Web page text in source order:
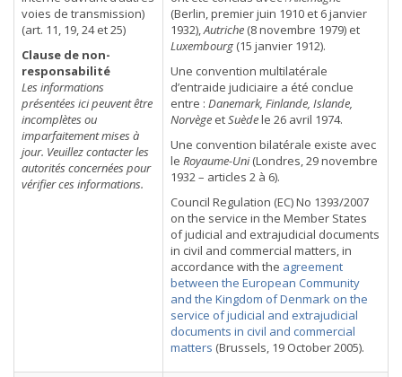
voies de transmission)
(art. 11, 19, 24 et 25)
Clause de non-
responsabilité
Les informations
présentées ici peuvent être
incomplètes ou
imparfaitement mises à
jour. Veuillez contacter les
autorités concernées pour
vérifier ces informations.
(Berlin, premier juin 1910 et 6 janvier
1932),Autriche (8 novembre 1979) et
Luxembourg (15 janvier 1912).
Une convention multilatérale
d’entraide judiciaire a été conclue
entre : Danemark, Finlande, Islande,
Norvège etSuèdele 26 avril 1974.
Une convention bilatérale existe avec
le Royaume-Uni(Londres, 29 novembre
1932 – articles 2 à 6).
Council Regulation (EC) No 1393/2007
on the service in the Member States
of judicial and extrajudicial documents
in civil and commercial matters, in
accordance with the agreement
between the European Community
and the Kingdom of Denmark on the
service of judicial and extrajudicial
documents in civil and commercial
matters (Brussels, 19 October 2005).